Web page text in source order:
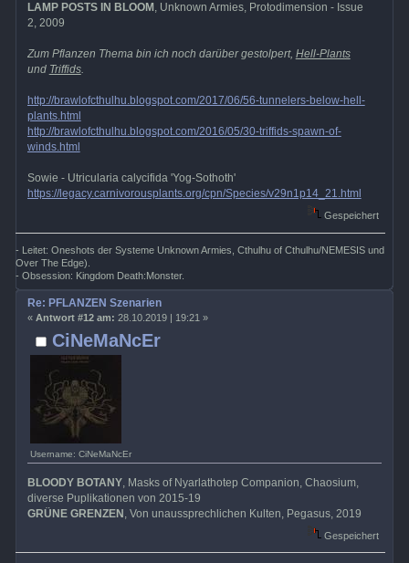
LAMP POSTS IN BLOOM , Unknown Armies, Protodimension - Issue
2, 2009
Zum Pflanzen Thema bin ich noch darüber gestolpert, Hell-Plants
und Triffids.
http://brawlofcthulhu.blogspot.com/2017/06/56-tunnelers-below-hell-
plants.html
http://brawlofcthulhu.blogspot.com/2016/05/30-triffids-spawn-of-
winds.html
Sowie - Utricularia calycifida 'Yog-Sothoth'
https://legacy.carnivorousplants.org/cpn/Species/v29n1p14_21.html
Gespeichert
- Leitet: Oneshots der Systeme Unknown Armies, Cthulhu of Cthulhu/NEMESIS und
Over The Edge).
- Obsession: Kingdom Death:Monster.
CiNeMaNcEr
Username: CiNeMaNcEr
Re: PFLANZEN Szenarien
« Antwort #12 am: 28.10.2019 | 19:21 »
BLOODY BOTANY, Masks of Nyarlathotep Companion, Chaosium,
diverse Puplikationen von 2015-19
GRÜNE GRENZEN , Von unaussprechlichen Kulten, Pegasus, 2019
Gespeichert